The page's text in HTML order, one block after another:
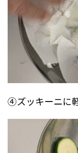
④ズッキーニに